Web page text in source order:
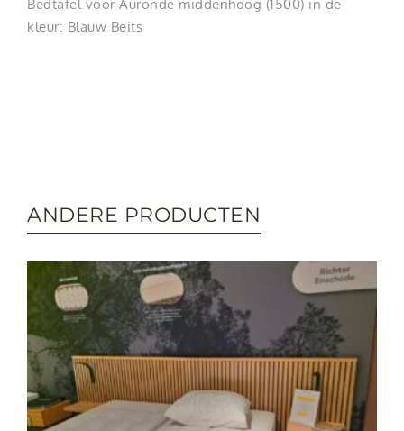
Bedtafel voor Auronde middenhoog (1500) in de
kleur: Blauw Beits
ANDERE PRODUCTEN